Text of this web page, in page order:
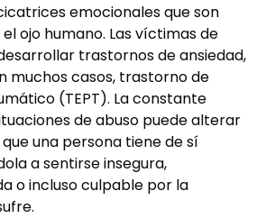
emocionales que son
ojo humano. Las víctimas de
trastornos de ansiedad,
muchos casos, trastorno de
(TEPT). La constante
de abuso puede alterar
una persona tiene de sí
a sentirse insegura,
o incluso culpable por la